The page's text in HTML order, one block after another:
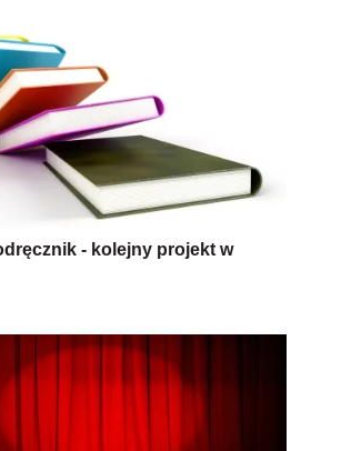
- kolejny projekt w